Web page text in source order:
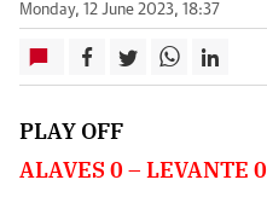
Monday, 12 June 2023, 18:37
PLAY OFF
ALAVES 0 – LEVANTE 0